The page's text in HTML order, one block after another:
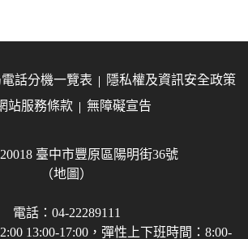
話分機一覽表
隱私權及資訊安全政策
站服務條款
無障礙宣告
臺中市豐原區陽明街36號
（地圖）
電話：04-22289111
13:00-17:00，彈性上下班時間：8:00-